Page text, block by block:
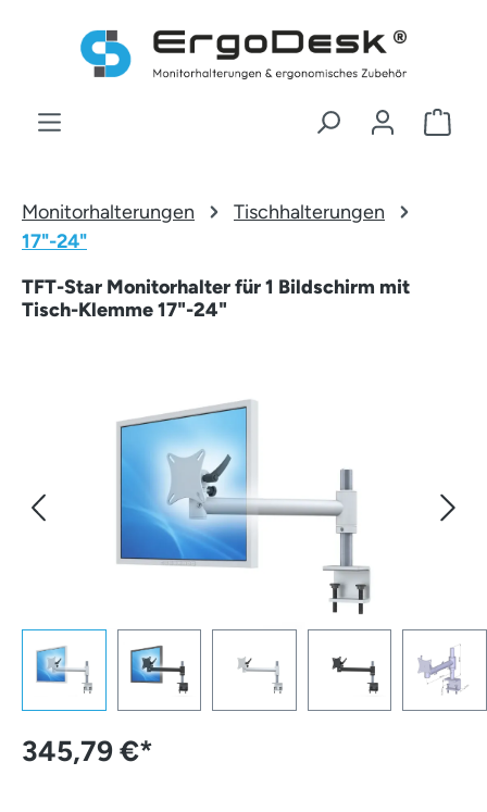
Zum Hauptinhalt springen
Monitorhalterungen
Tischhalterungen
17"-24"
TFT-Star Monitorhalter für 1 Bildschirm mit
Tisch-Klemme 17"-24"
345,79 €*